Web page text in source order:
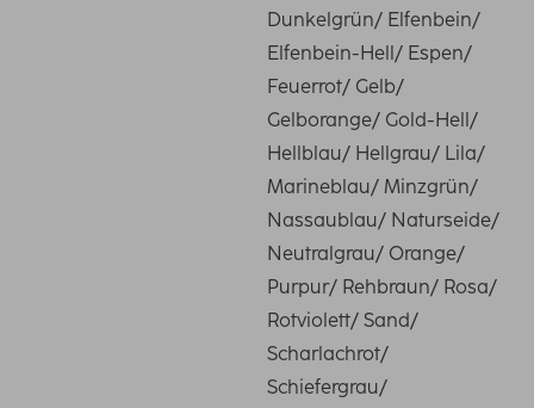
Dunkelgrün/ Elfenbein/
Elfenbein-Hell/ Espen/
Feuerrot/ Gelb/
Gelborange/ Gold-Hell/
Hellblau/ Hellgrau/ Lila/
Marineblau/ Minzgrün/
Nassaublau/ Naturseide/
Neutralgrau/ Orange/
Purpur/ Rehbraun/ Rosa/
Rotviolett/ Sand/
Scharlachrot/
Schiefergrau/